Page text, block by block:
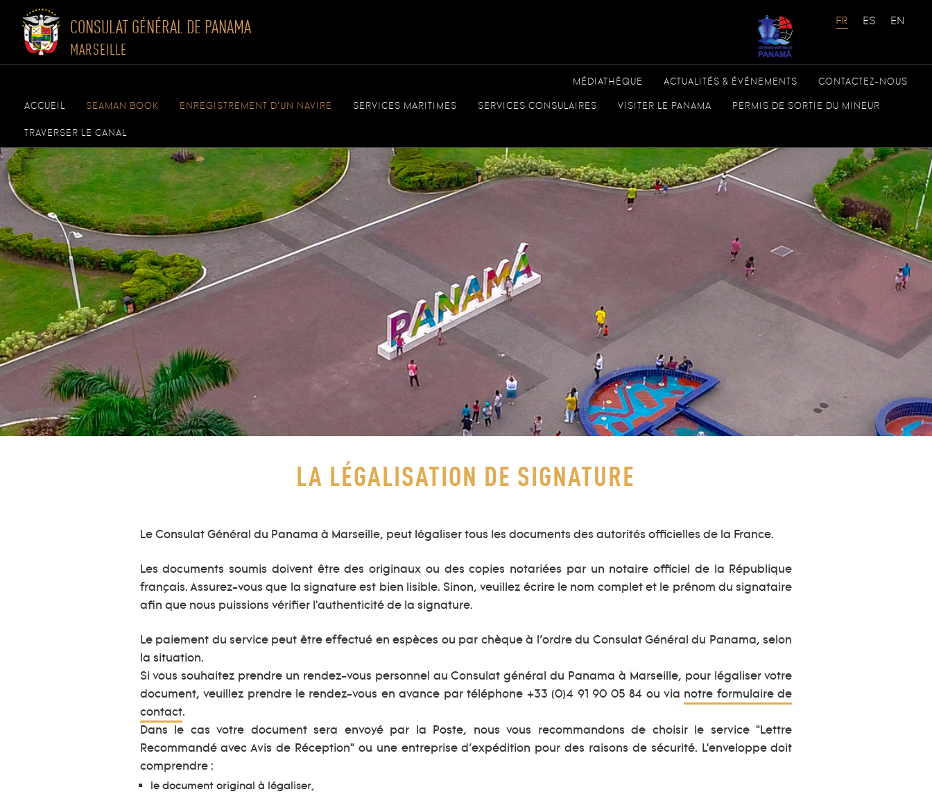
CONSULAT GÉNÉRAL DE PANAMA
MARSEILLE
CONTACTEZ-NOUS
ACTUALITÉS & ÉVÉNEMENTS
MÉDIATHÈQUE
ACCUEIL
SEAMAN BOOK ENREGISTREMENT D’UN NAVIRE SERVICES MARITIMES SERVICES CONSULAIRES VISITER LE PANAMA PERMIS DE SORTIE DU MINEUR
TRAVERSER LE CANAL
LA LÉGALISATION DE SIGNATURE
Le Consulat Général du Panama à Marseille, peut légaliser tous les documents des autorités officielles de la France.
Les documents soumis doivent être des originaux ou des copies notariées par un notaire officiel de la République
français. Assurez-vous que la signature est bien lisible. Sinon, veuillez écrire le nom complet et le prénom du signataire
afin que nous puissions vérifier l'authenticité de la signature.
Le paiement du service peut être effectué en espèces ou par chèque à l’ordre du Consulat Général du Panama, selon
la situation.
Si vous souhaitez prendre un rendez-vous personnel au Consulat général du Panama à Marseille, pour légaliser votre
document, veuillez prendre le rendez-vous en avance par téléphone +33 (0)4 91 90 05 84 ou via notre formulaire de
contact.
Dans le cas votre document sera envoyé par la Poste, nous vous recommandons de choisir le service "Lettre
Recommandé avec Avis de Réception" ou une entreprise d’expédition pour des raisons de sécurité. L'enveloppe doit
comprendre :
le document original à légaliser,